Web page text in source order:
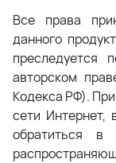
Все права
данного
преследуется
авторском
Кодекса РФ).
сети Интернет,
обратиться